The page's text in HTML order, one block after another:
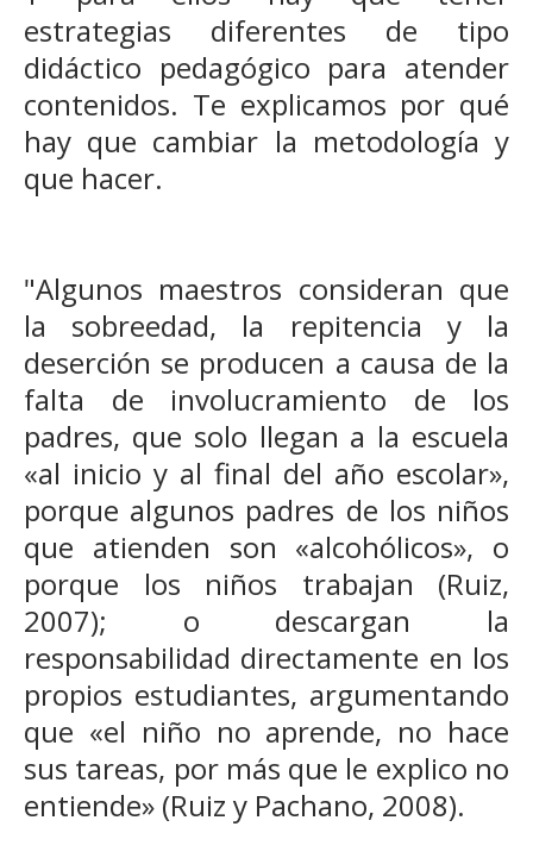
estrategias diferentes de tipo
didáctico pedagógico para atender
contenidos. Te explicamos por qué
hay que cambiar la metodología y
que hacer.
"Algunos maestros consideran que
la sobreedad, la repitencia y la
deserción se producen a causa de la
falta de involucramiento de los
padres, que solo llegan a la escuela
«al inicio y al final del año escolar»,
porque algunos padres de los niños
que atienden son «alcohólicos», o
porque los niños trabajan (Ruiz,
2007); o descargan la
responsabilidad directamente en los
propios estudiantes, argumentando
que «el niño no aprende, no hace
sus tareas, por más que le explico no
entiende» (Ruiz y Pachano, 2008).